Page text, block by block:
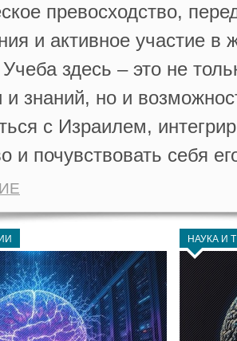
превосходство,
и активное участие в
здесь – это не
знаний, но и
с Израилем,
и почувствовать себя
НАУКА И